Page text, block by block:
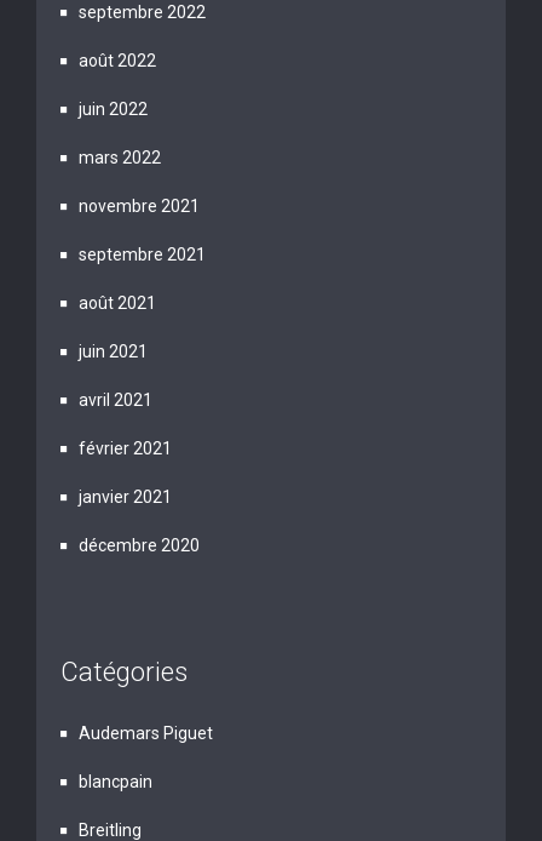
septembre 2022
août 2022
juin 2022
mars 2022
novembre 2021
septembre 2021
août 2021
juin 2021
avril 2021
février 2021
janvier 2021
décembre 2020
Catégories
Audemars Piguet
blancpain
Breitling